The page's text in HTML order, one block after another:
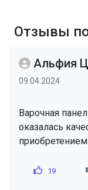
Отзывы
Альфия
09.04.2024
Варочная
оказалась
19